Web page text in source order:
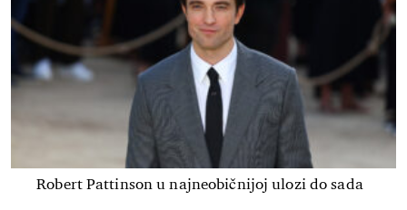
Robert Pattinson u najneobičnijoj ulozi do sada